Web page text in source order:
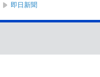
即日新聞